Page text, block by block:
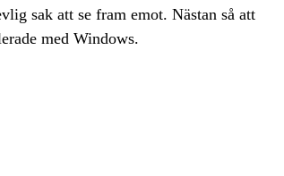
sak att se fram emot. Nästan så att
med Windows.